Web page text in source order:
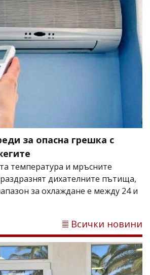
за опасна грешка с
температура и мръсните
дихателните пътища,
за охлаждане е между 24 и
Всички новини